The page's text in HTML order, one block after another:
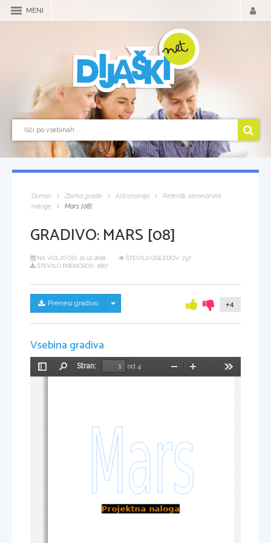
MENI
Domov Zbirka gradiv Astronomija
Referati, seminarske
naloge
Mars [08]
GRADIVO:MARS [08]
NA VOLJO OD: 21.12.2018
ŠTEVILO OGLEDOV: 757
ŠTEVILO PRENOSOV: 1667
Prenesi gradivo Skrij/prikaži meni +4
Vsebina gradiva
Preklopi
Stran:
od 4
Pomanjšaj
Projektna naloga